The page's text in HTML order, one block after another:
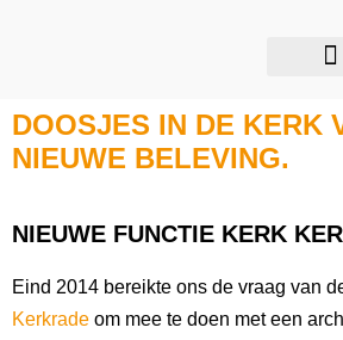
DOOSJES IN DE KERK
NIEUWE BELEVING.
NIEUWE FUNCTIE KERK
Eind 2014 bereikte ons de vraag van
Kerkrade om mee te doen met een